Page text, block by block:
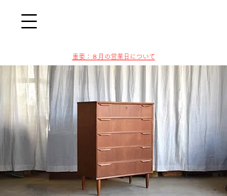
​​重要：８月の営業日について